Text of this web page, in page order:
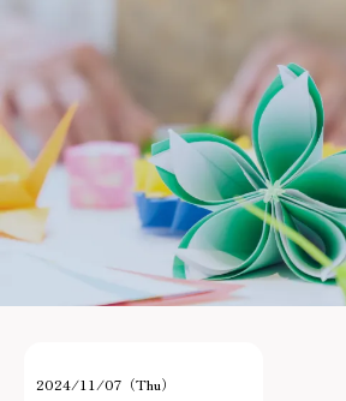
2024/11/07（Thu）